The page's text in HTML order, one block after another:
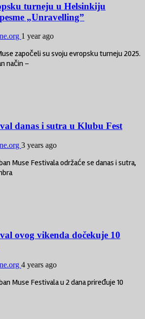
turneju u Helsinkiju
„Unravelling”
1 year ago
započeli su svoju evropsku turneju 2025.
način –
danas i sutra u Klubu Fest
3 years ago
Muse Festivala održaće se danas i sutra,
ovog vikenda dočekuje 10
4 years ago
Muse Festivala u 2 dana priređuje 10